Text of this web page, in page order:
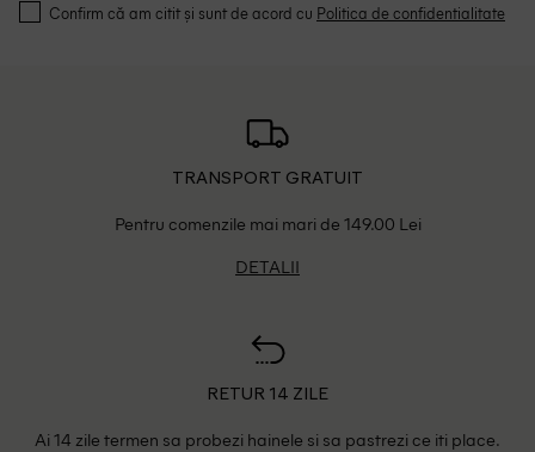
Confirm că am citit și sunt de acord cu Politica de confidentialitate
TRANSPORT GRATUIT
Pentru comenzile mai mari de 149.00 Lei
DETALII
RETUR 14 ZILE
Ai 14 zile termen sa probezi hainele si sa pastrezi ce iti place.